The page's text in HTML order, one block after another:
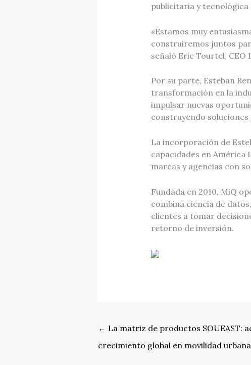
publicitaria y tecnológica
«Estamos muy
construiremos juntos
señaló Eric Tourtel, CEO
Por su parte, Esteban
transformación en la
impulsar nuevas
construyendo
La incorporación de
capacidades en
marcas y agencias con
Fundada en 2010, MiQ
combina ciencia de
clientes a tomar
retorno de inversión.
← La matriz de productos SOUEAST:
crecimiento global en movilidad urbana